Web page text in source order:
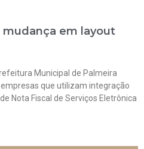
mudança em layout
Municipal de Palmeira
que utilizam integração
Nota Fiscal de Serviços Eletrônica